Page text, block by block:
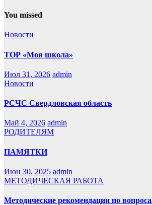
You missed
Новости
ТОР «Моя школа»
Июл 31, 2026 admin
Новости
РСЧС Свердловская область
Май 4, 2026 admin
РОДИТЕЛЯМ
ПАМЯТКИ
Июн 30, 2025 admin
МЕТОДИЧЕСКАЯ РАБОТА
Методические рекомендации по